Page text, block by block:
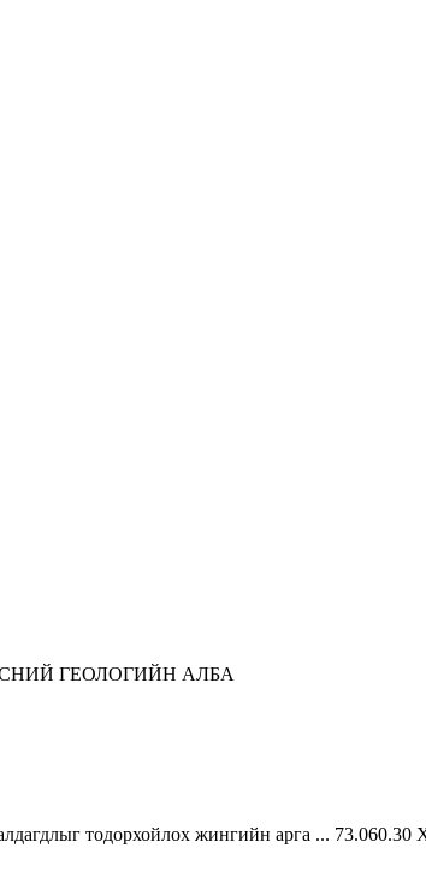
ГЕОЛОГИЙН АЛБА
тодорхойлох жингийн арга ...